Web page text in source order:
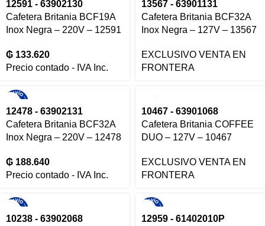
12591 - 63902130
Cafetera Britania BCF19A
Inox Negra – 220V – 12591
₲ 133.620
Precio contado - IVA Inc.
13567 - 63901131
Cafetera Britania BCF32A
Inox Negra – 127V – 13567
EXCLUSIVO VENTA EN
FRONTERA
12478 - 63902131
Cafetera Britania BCF32A
Inox Negra – 220V – 12478
₲ 188.640
Precio contado - IVA Inc.
10467 - 63901068
Cafetera Britania COFFEE
DUO – 127V – 10467
EXCLUSIVO VENTA EN
FRONTERA
10238 - 63902068
12959 - 61402010P